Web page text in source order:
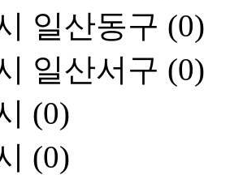
일산동구 (0)
일산서구 (0)
(0)
(0)